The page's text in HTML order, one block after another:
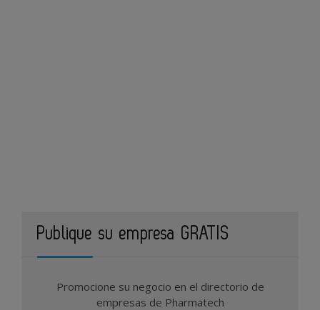
Publique su empresa GRATIS
Promocione su negocio en el directorio de
empresas de Pharmatech